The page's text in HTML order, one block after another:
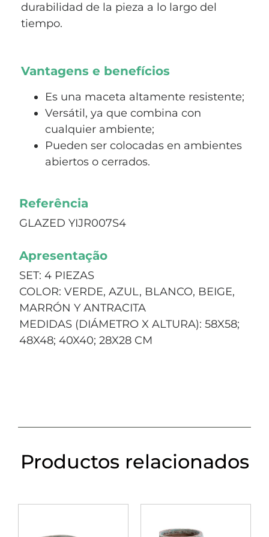
durabilidad de la pieza a lo largo del
tiempo.
Vantagens e benefícios
Es una maceta altamente resistente;
Versátil, ya que combina con
cualquier ambiente;
Pueden ser colocadas en ambientes
abiertos o cerrados.
Referência
GLAZED YIJR007S4
Apresentação
SET: 4 PIEZAS
COLOR: VERDE, AZUL, BLANCO, BEIGE,
MARRÓN Y ANTRACITA
MEDIDAS (DIÁMETRO X ALTURA): 58X58;
48X48; 40X40; 28X28 CM
Productos relacionados